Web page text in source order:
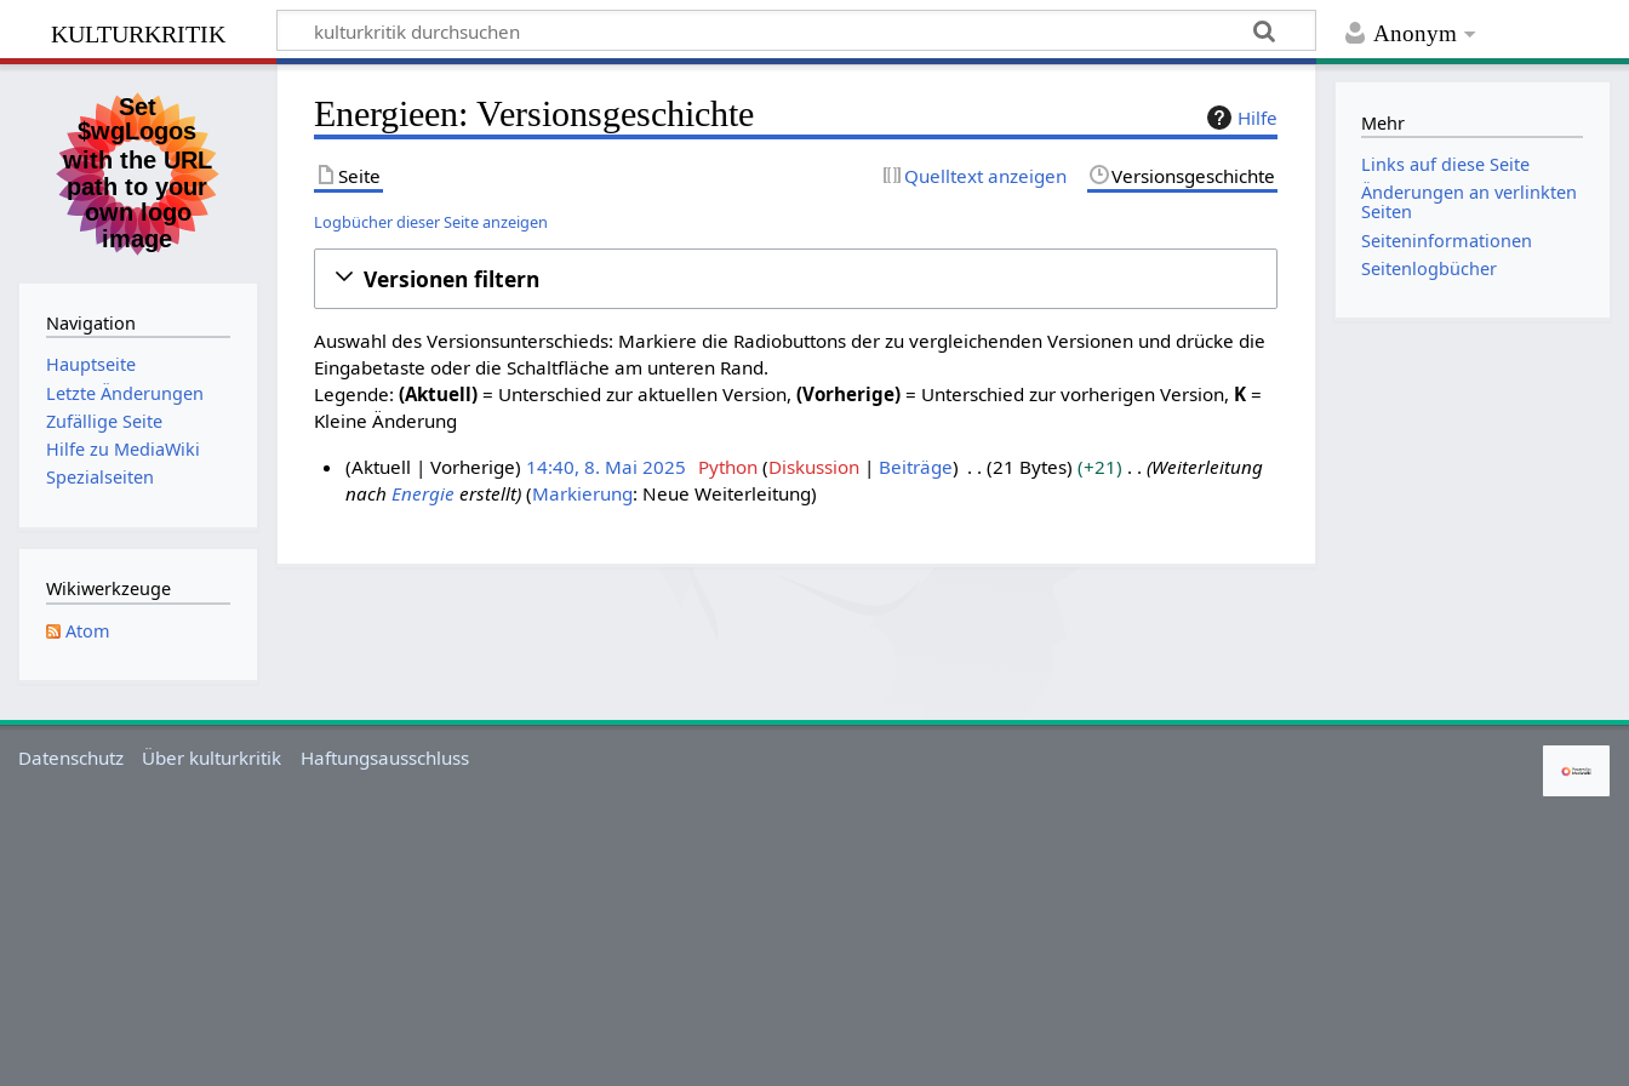
Anonym
kulturkritik
Hilfe
Energieen: Versionsgeschichte
Seite Quelltext anzeigen Versionsgeschichte
Logbücher dieser Seite anzeigen
Versionen filtern
Auswahl des Versionsunterschieds: Markiere die Radiobuttons der zu vergleichenden Versionen und drücke die
Eingabetaste oder die Schaltfläche am unteren Rand.
Legende:(Aktuell) = Unterschied zur aktuellen Version,(Vorherige) = Unterschied zur vorherigen Version, K =
Kleine Änderung
5
Aktuell Vorherige 14:40, 8. Mai 2025 Python Diskussion Beiträge 21 Bytes +21
Weiterleitung
nach Energie erstellt Markierung: Neue Weiterleitung
Navigation
Hauptseite
Letzte Änderungen
Zufällige Seite
Hilfe zu MediaWiki
Spezialseiten
Wikiwerkzeuge
Atom
Mehr
Links auf diese Seite
Änderungen an verlinkten
Seiten
Seiten­­informationen
Seitenlogbücher
Datenschutz Über kulturkritik Haftungsausschluss